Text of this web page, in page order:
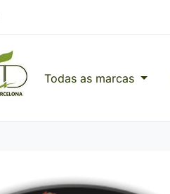
de Seeds de Confiança
Todas as marcas